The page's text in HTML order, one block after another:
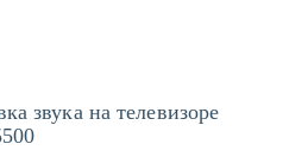
звука на телевизоре